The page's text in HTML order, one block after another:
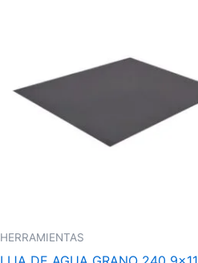
HERRAMIENTAS